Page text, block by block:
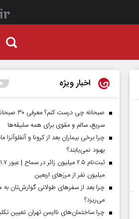
اخبار ویژه
صبحانه چی درست کنم؟ معرفی
سریع، سالم و مقوی برای همه سلیقه‌ها
چرا برخی بیماران بعد از کرونا و آنفلوآنزا
بهبود نمی‌یابند؟
ثبت‌نام ۲.۵ میلیون زائر در سماح | عبور ۱.۷
میلیون نفر از مرز‌های اربعین
چرا بعد از سفرهای طولانی گوارش‌تان به
می‌ریزد؟
چرا ساختمان‌های ناایمن تهران تعیین